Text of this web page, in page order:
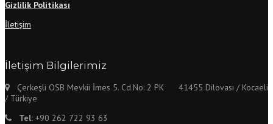
Gizlilik Politikası
İletişim
İletişim Bilgilerimiz
Çerkeşli OSB Mevkii İmes 5. Cd.No: 2 PK 41455 Dilovası / Kocaeli
/ Türkiye
Tel: +90 262 722 93 63